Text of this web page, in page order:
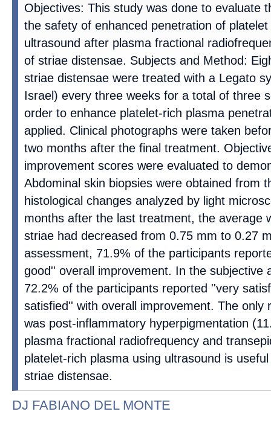
Objectives: This study was done to evaluate
the safety of enhanced penetration of
ultrasound after plasma fractional
of striae distensae. Subjects and Method:
striae distensae were treated with a Legato
Israel) every three weeks for a total of three
order to enhance platelet-rich plasma
applied. Clinical photographs were taken
two months after the final treatment.
improvement scores were evaluated to
Abdominal skin biopsies were obtained from
histological changes analyzed by light
months after the last treatment, the average
striae had decreased from 0.75 mm to 0.27
assessment, 71.9% of the participants
good'' overall improvement. In the subjective
72.2% of the participants reported ''very
satisfied'' with overall improvement. The only
was post-inflammatory hyperpigmentation
plasma fractional radiofrequency and
platelet-rich plasma using ultrasound is
striae distensae.
DJ FABIANO DEL MONTE